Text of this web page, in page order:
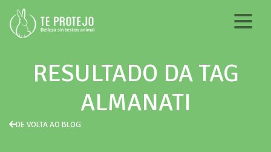
RESULTADO DA TAG
ALMANATI
DE VOLTA AO BLOG